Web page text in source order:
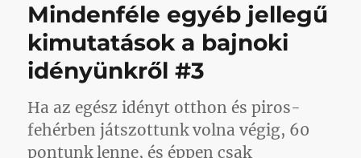
Mindenféle egyéb jellegű
kimutatások a bajnoki
idényünkről #3
Ha az egész idényt otthon és piros-
fehérben játszottunk volna végig, 60
pontunk lenne, és éppen csak